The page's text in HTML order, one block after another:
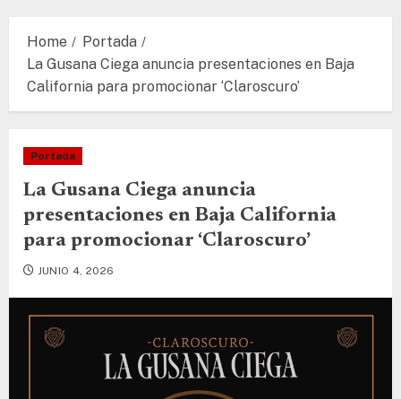
Home
Portada
La Gusana Ciega anuncia presentaciones en Baja
California para promocionar ‘Claroscuro’
Portada
La Gusana Ciega anuncia
presentaciones en Baja California
para promocionar ‘Claroscuro’
JUNIO 4, 2026